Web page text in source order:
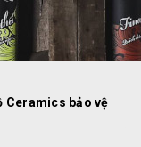
Ceramics bảo vệ